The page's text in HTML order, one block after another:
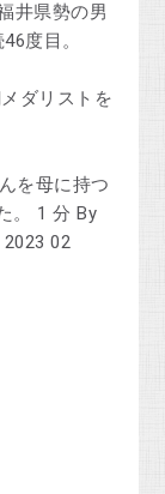
井県勢の男
度目。
ダリストを
を母に持つ
。 1 分 By
02